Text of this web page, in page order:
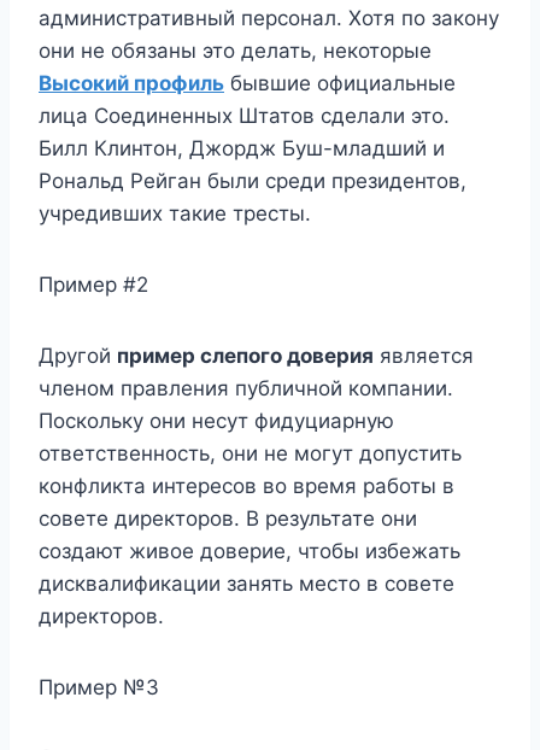
административный персонал. Хотя по закону
они не обязаны это делать, некоторые
Высокий профиль бывшие официальные
лица Соединенных Штатов сделали это.
Билл Клинтон, Джордж Буш-младший и
Рональд Рейган были среди президентов,
учредивших такие тресты.
Пример #2
Другой пример слепого доверия является
членом правления публичной компании.
Поскольку они несут фидуциарную
ответственность, они не могут допустить
конфликта интересов во время работы в
совете директоров. В результате они
создают живое доверие, чтобы избежать
дисквалификации занять место в совете
директоров.
Пример №3